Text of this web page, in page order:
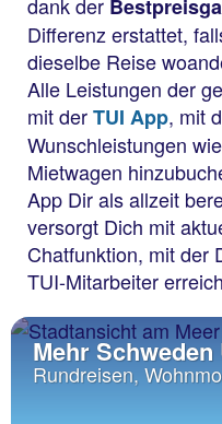
Differenz erstattet,
dieselbe Reise
Alle Leistungen der
mit derTUI App, mit
Wunschleistungen
Mietwagen
App Dir als allzeit
versorgt Dich mit
Chatfunktion, mit der
TUI-Mitarbeiter
Mehr
Rundreisen,